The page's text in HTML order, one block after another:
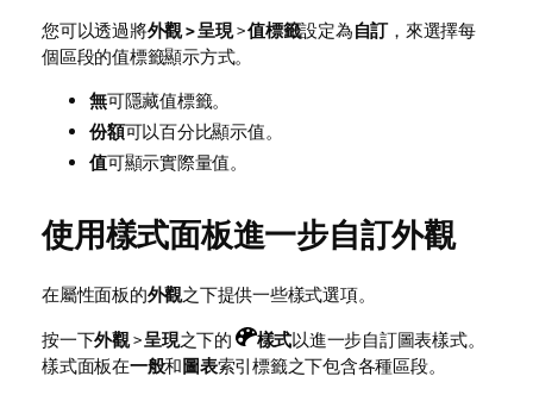
您可以透過將外觀 > 呈現>值標籤設定為自訂，來選擇每
個區段的值標籤顯示方式。
無可隱藏值標籤。
份額可以百分比顯示值。
值可顯示實際量值。
使用樣式面板進一步自訂外觀
在屬性面板的外觀之下提供一些樣式選項。
按一下外觀>呈現之下的 樣式以進一步自訂圖表樣式。
樣式面板在一般和圖表索引標籤之下包含各種區段。